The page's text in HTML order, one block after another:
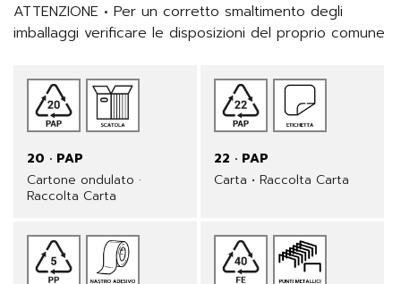
ATTENZIONE • Per un corretto smaltimento degli
imballaggi verificare le disposizioni del proprio comune
20 · PAP
Cartone ondulato ·
Raccolta Carta
22 · PAP
Carta • Raccolta Carta